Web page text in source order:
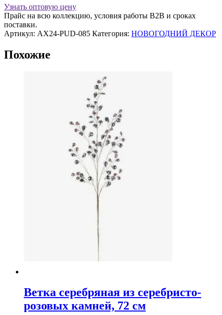
H8
см,
стекло,
серебряный
Узнать оптовую цену
Прайс на всю коллекцию, условия работы В2В и сроках
поставки.
Артикул: AX24-PUD-085 Категория: НОВОГОДНИЙ ДЕКОР
Похожие
Ветка серебряная из серебристо-
розовых камней, 72 см